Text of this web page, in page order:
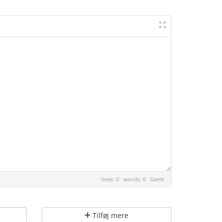
lines: 0 words: 0 Gemt
Tilføj mere